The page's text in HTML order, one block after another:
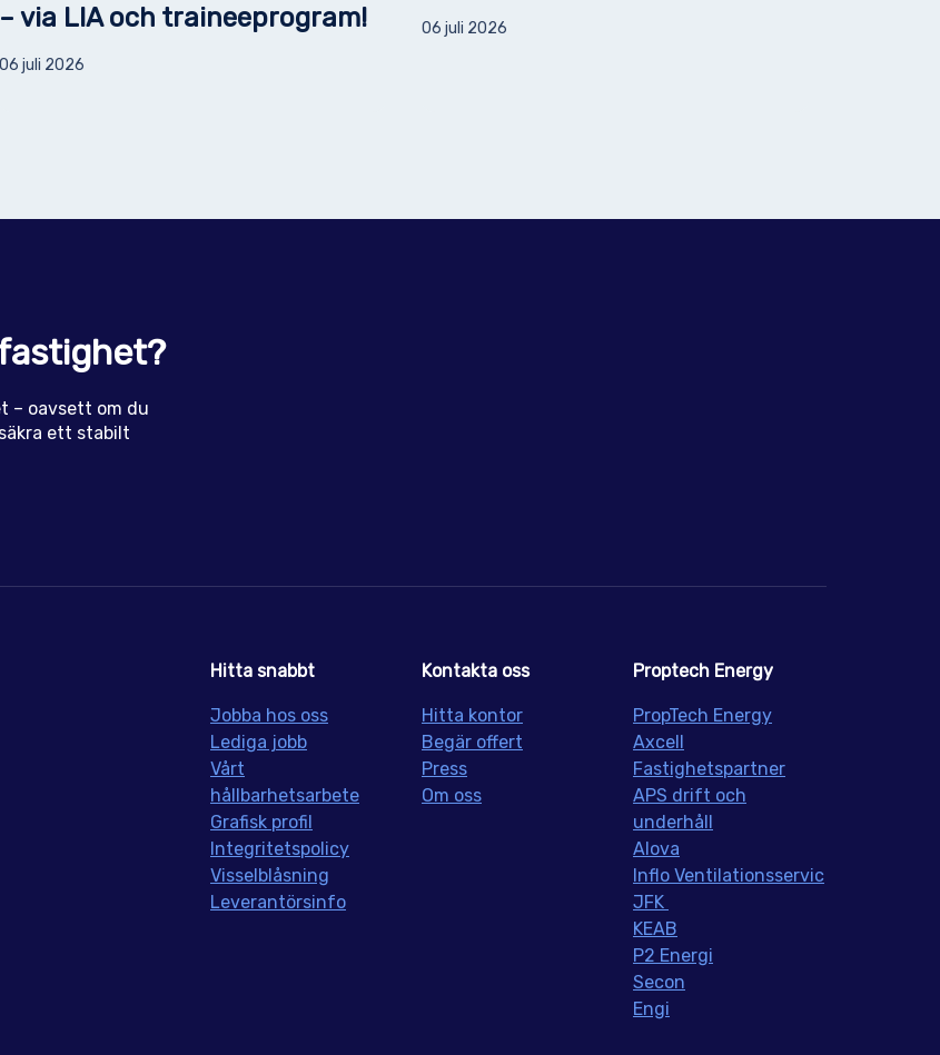
– via LIA och traineeprogram!
06 juli 2026
06 juli 2026
– oavsett om du
ett stabilt
Hitta snabbt
Jobba hos oss
Lediga jobb
Vårt
hållbarhetsarbete
Grafisk profil
Integritetspolicy
Visselblåsning
Leverantörsinfo
Kontakta oss
Hitta kontor
Begär offert
Press
Om oss
Proptech Energy
PropTech Energy
Axcell
Fastighetspartner
APS drift och
underhåll
Alova
Inflo Ventilationsservic
JFK
KEAB
P2 Energi
Secon
Engi